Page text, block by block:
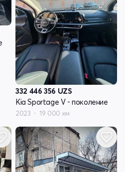
332 446 356 UZS
Kia Sportage V - поколение
2023 19 000 км